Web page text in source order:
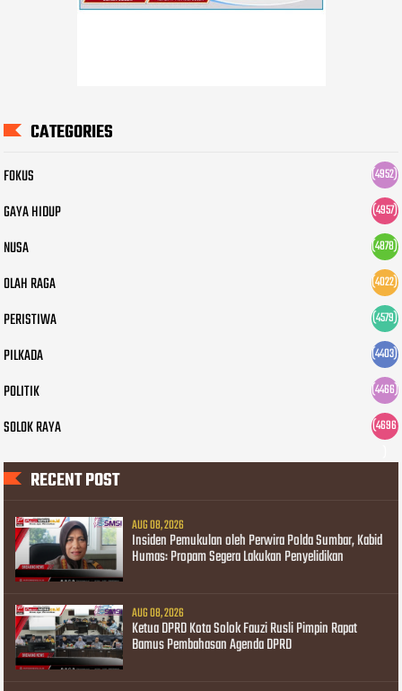
CATEGORIES
FOKUS (4952)
GAYA HIDUP (4957)
NUSA (4878)
OLAH RAGA (4022)
PERISTIWA (4579)
PILKADA (4403)
POLITIK (4466)
SOLOK RAYA
(4696
RECENT POST
AUG 08, 2026
Insiden Pemukulan oleh Perwira Polda Sumbar, Kabid
Humas: Propam Segera Lakukan Penyelidikan
AUG 08, 2026
Ketua DPRD Kota Solok Fauzi Rusli Pimpin Rapat
Bamus Pembahasan Agenda DPRD